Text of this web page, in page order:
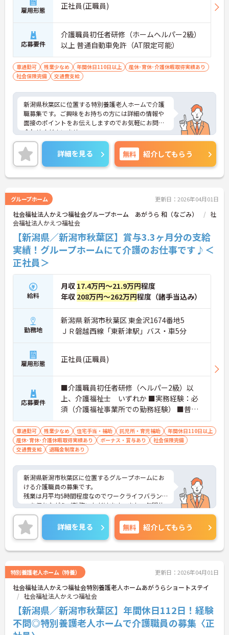
雇用形態 正社員(正職員)
応募要件
介護職員初任者研修（ホームヘルパー2級）
以上 普通自動車免許（AT限定可能）
車通勤可 残業少なめ 年間休日110日以上
産休･育休･介護休暇取得実績あり
社会保険完備
交通費支給
新潟県秋葉区に位置する特別養護老人ホームで介護
職募集です。ご興味をお持ちの方には詳細の情報や
面接のポイントをお伝えしますのでお気軽にお問い
合わせくださいませ。
詳細を見る 無料 紹介してもらう
グループホーム 更新日：2026年04月01日
社会福祉法人かえつ福祉会グループホーム あがうら 和（なごみ）
社
会福祉法人かえつ福祉会
【新潟県／新潟市秋葉区】賞与3.3ヶ月分の支給
実績！グループホームにて介護のお仕事です♪＜
正社員＞
給料
月収 17.4万円～21.9万円程度
年収 208万円～262万円程度（諸手当込み）
勤務地
新潟県 新潟市秋葉区 東金沢1674番地5
ＪＲ磐越西線「東新津駅」バス・車5分
雇用形態 正社員(正職員)
応募要件
■介護職員初任者研修（ヘルパー2級）以
上、介護福祉士 いずれか ■実務経験：必
須（介護福祉事業所での勤務経験） ■普通
自動車運転免許（AT限定可）：必須
車通勤可 残業少なめ 住宅手当・補助 託児所・育児補助
年間休日110日以上
産休･育休･介護休暇取得実績あり
ボーナス・賞与あり
社会保険完備
交通費支給
退職金制度あり
新潟県新潟市秋葉区に位置するグループホームにお
ける介護職員の募集です。
残業は月平均5時間程度なのでワークライフバラン
スを保ちながらご勤務いただけます。また、年間休
日が112日あり、リフレッシュ休暇もあるのでプラ
イベートを大切にしながらご勤務いただけます。
ご興味のある方には、面接対策ポイントなど、さら
に詳細をお話しいたしますのでお気軽にご相談くだ
さい！
詳細を見る 無料 紹介してもらう
特別養護老人ホーム（特養） 更新日：2026年04月01日
社会福祉法人かえつ福祉会特別養護老人ホームあがうらショートステイ
社会福祉法人かえつ福祉会
【新潟県／新潟市秋葉区】年間休日112日！経験
不問◎特別養護老人ホームで介護職員の募集〈正